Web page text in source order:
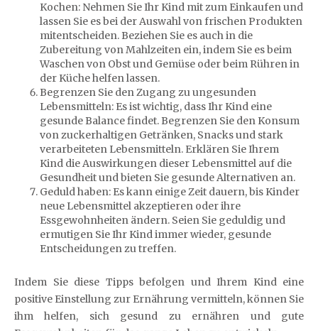
Kochen: Nehmen Sie Ihr Kind mit zum Einkaufen und
lassen Sie es bei der Auswahl von frischen Produkten
mitentscheiden. Beziehen Sie es auch in die
Zubereitung von Mahlzeiten ein, indem Sie es beim
Waschen von Obst und Gemüse oder beim Rühren in
der Küche helfen lassen.
Begrenzen Sie den Zugang zu ungesunden
Lebensmitteln: Es ist wichtig, dass Ihr Kind eine
gesunde Balance findet. Begrenzen Sie den Konsum
von zuckerhaltigen Getränken, Snacks und stark
verarbeiteten Lebensmitteln. Erklären Sie Ihrem
Kind die Auswirkungen dieser Lebensmittel auf die
Gesundheit und bieten Sie gesunde Alternativen an.
Geduld haben: Es kann einige Zeit dauern, bis Kinder
neue Lebensmittel akzeptieren oder ihre
Essgewohnheiten ändern. Seien Sie geduldig und
ermutigen Sie Ihr Kind immer wieder, gesunde
Entscheidungen zu treffen.
Indem Sie diese Tipps befolgen und Ihrem Kind eine
positive Einstellung zur Ernährung vermitteln, können Sie
ihm helfen, sich gesund zu ernähren und gute